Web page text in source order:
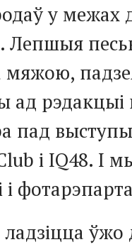
у межах
Лепшыя
мяжою,
рэдакцыі
пад
і IQ48. І
ўжо